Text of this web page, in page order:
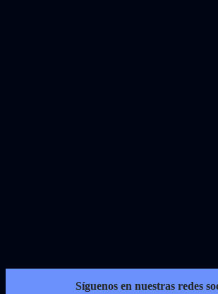
Síguenos en nuestras redes